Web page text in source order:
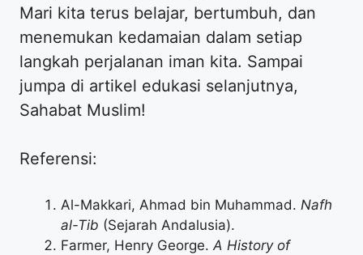
Mari kita terus belajar, bertumbuh, dan
menemukan kedamaian dalam setiap
langkah perjalanan iman kita. Sampai
jumpa di artikel edukasi selanjutnya,
Sahabat Muslim!
Referensi:
Al-Makkari, Ahmad bin Muhammad. Nafh
al-Tib (Sejarah Andalusia).
Farmer, Henry George.A History of